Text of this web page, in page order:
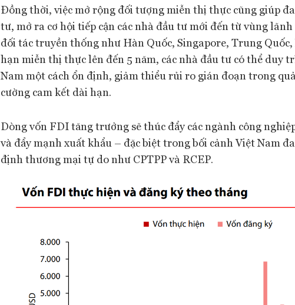
Đồng thời, việc mở rộng đối tượng miễn thị thực cũng giúp
tư, mở ra cơ hội tiếp cận các nhà đầu tư mới đến từ vùng
đối tác truyền thống như Hàn Quốc, Singapore, Trung
hạn miễn thị thực lên đến 5 năm, các nhà đầu tư có thể duy
Nam một cách ổn định, giảm thiểu rủi ro gián đoạn trong
cường cam kết dài hạn.
Dòng vốn FDI tăng trưởng sẽ thúc đẩy các ngành công
và đẩy mạnh xuất khẩu – đặc biệt trong bối cảnh Việt Nam
định thương mại tự do như CPTPP và RCEP.